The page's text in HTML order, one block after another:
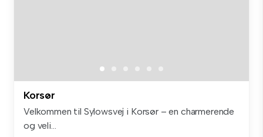
Korsør
Velkommen til Sylowsvej i Korsør – en charmerende
og veli...